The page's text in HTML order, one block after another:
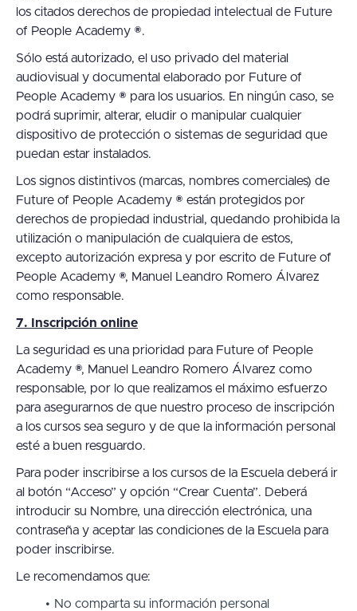
los citados derechos de propiedad intelectual de Future
of People Academy ®.
Sólo está autorizado, el uso privado del material
audiovisual y documental elaborado por Future of
People Academy ® para los usuarios. En ningún caso, se
podrá suprimir, alterar, eludir o manipular cualquier
dispositivo de protección o sistemas de seguridad que
puedan estar instalados.
Los signos distintivos (marcas, nombres comerciales) de
Future of People Academy ® están protegidos por
derechos de propiedad industrial, quedando prohibida la
utilización o manipulación de cualquiera de estos,
excepto autorización expresa y por escrito de Future of
People Academy ®, Manuel Leandro Romero Álvarez
como responsable.
7. Inscripción online
La seguridad es una prioridad para Future of People
Academy ®, Manuel Leandro Romero Álvarez como
responsable, por lo que realizamos el máximo esfuerzo
para asegurarnos de que nuestro proceso de inscripción
a los cursos sea seguro y de que la información personal
esté a buen resguardo.
Para poder inscribirse a los cursos de la Escuela deberá ir
al botón “Acceso” y opción “Crear Cuenta”. Deberá
introducir su Nombre, una dirección electrónica, una
contraseña y aceptar las condiciones de la Escuela para
poder inscribirse.
Le recomendamos que:
No comparta su información personal